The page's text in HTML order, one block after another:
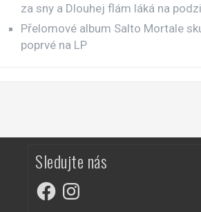
za sny a Dlouhej flám láká na
Přelomové album Salto Mortale
poprvé na LP
Sledujte nás
FacebookInstagram